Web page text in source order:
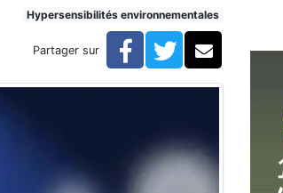
Hypersensibilités environnementales
Partager sur Facebook
TwitterCourriel